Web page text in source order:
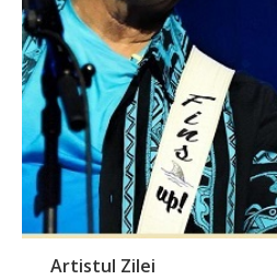
Artistul Zilei